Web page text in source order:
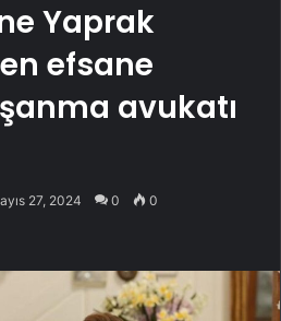
Yaprak
efsane
avukatı
27, 2024 0 0